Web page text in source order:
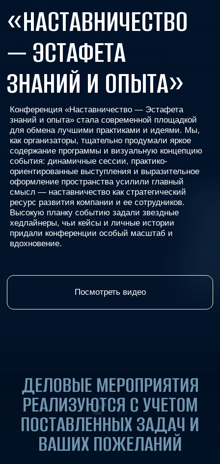
Посмотреть видео
знаний и опыта» стала современной площадкой
для обмена лучшими практиками и идеями. Мы,
как организаторы, тщательно продумали яркое
события: динамичные сессии, практико-
ориентированные выступления и выразительное
оформление пространства усилили главный
смысл — наставничество как стратегический
ресурс развития компании и ее сотрудников.
Высокую планку событию задали звездные
хедлайнеры, чьи кейсы и личные истории
придали конференции особый масштаб и
ДЕЛОВЫЕ МЕРОПРИЯТИЯ
РЕАЛИЗУЮТСЯ С УЧЕТОМ
ПОСТАВЛЕННЫХ ЗАДАЧ И
ВАШИХ ПОЖЕЛАНИЙ